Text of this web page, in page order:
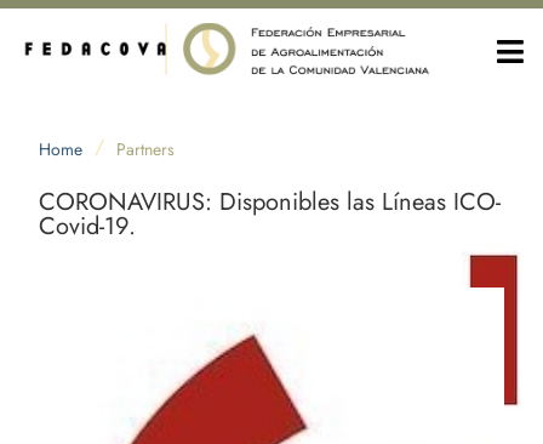
Home / Partners
CORONAVIRUS: Disponibles las Líneas ICO-
Covid-19.